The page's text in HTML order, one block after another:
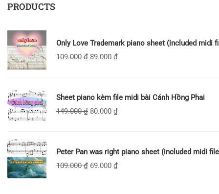
PRODUCTS
Only Love Trademark piano sheet (included midi
109.000₫ 89.000 ₫
Sheet piano kèm file midi bài Cánh Hồng Phai
149.000₫ 80.000 ₫
Peter Pan was right piano sheet (included midi
109.000₫ 69.000 ₫